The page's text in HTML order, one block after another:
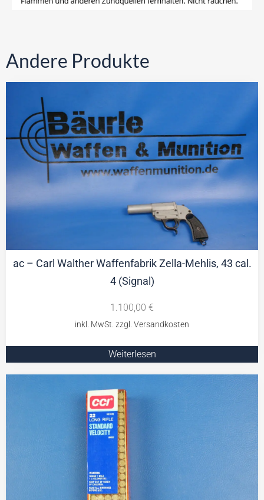
Andere Produkte
ac – Carl Walther Waffenfabrik Zella-Mehlis, 43 cal.
4 (Signal)
1.100,00 €
Weiterlesen